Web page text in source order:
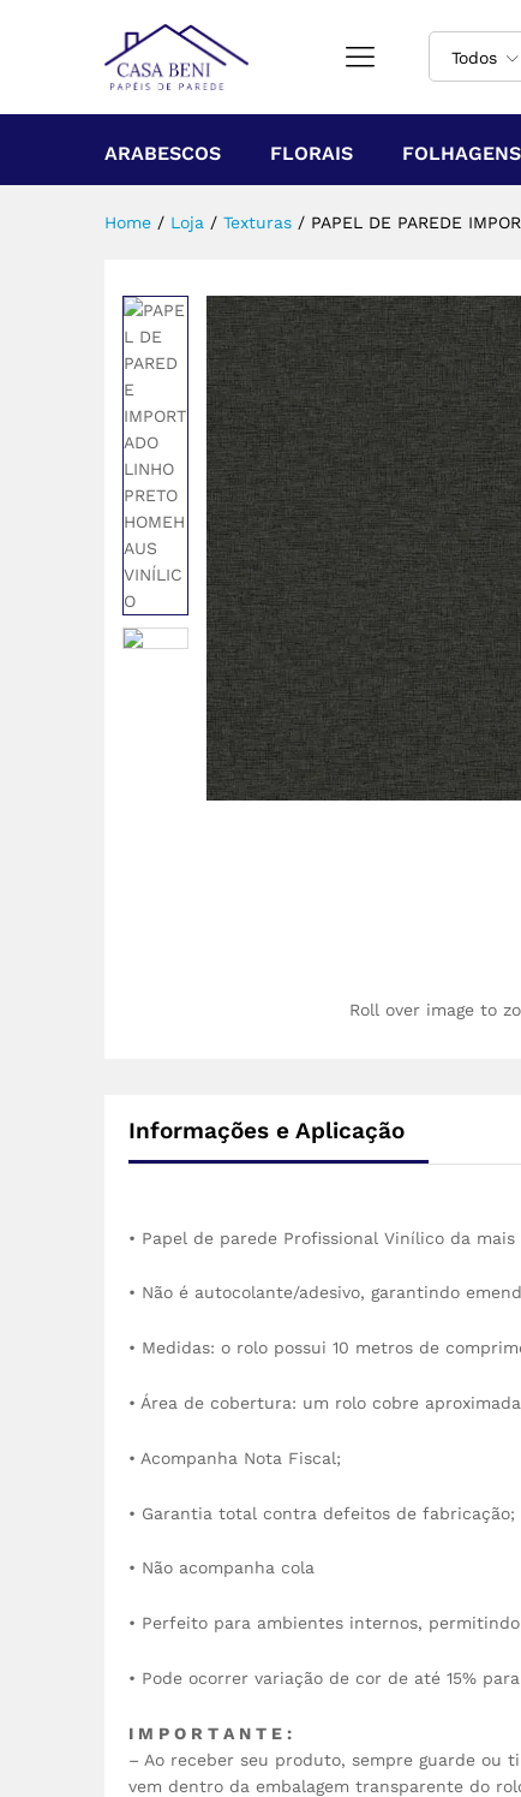
Todos
ARABESCOS FLORAIS FOLHAGENS
Home / Loja / Texturas / PAPEL DE PAREDE
Roll over image to
Informações e Aplicação
• Papel de parede Profissional Vinílico da
• Não é autocolante/adesivo, garantindo
• Medidas: o rolo possui 10 metros de
• Área de cobertura: um rolo cobre
• Acompanha Nota Fiscal;
• Garantia total contra defeitos de fabricação;
• Não acompanha cola
• Perfeito para ambientes internos,
• Pode ocorrer variação de cor de até 15%
I M P O R T A N T E :
– Ao receber seu produto, sempre guarde
vem dentro da embalagem transparente do